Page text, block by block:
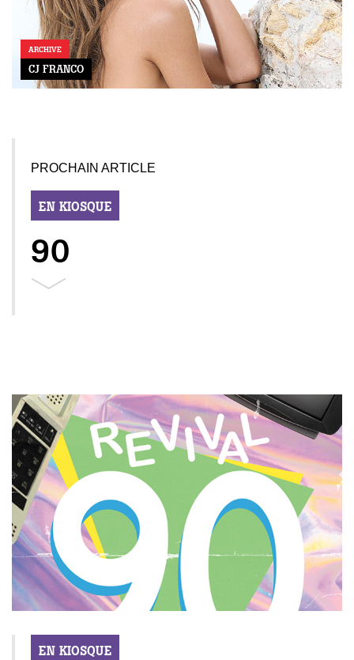
ARCHIVE
CJ FRANCO
PROCHAIN ARTICLE
EN KIOSQUE
90
EN KIOSQUE